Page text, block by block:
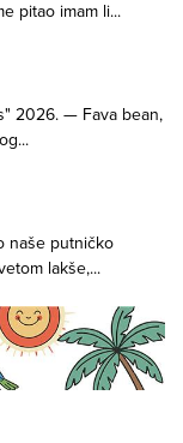
pitao imam li...
2026. — Fava bean,
naše putničko
lakše,...